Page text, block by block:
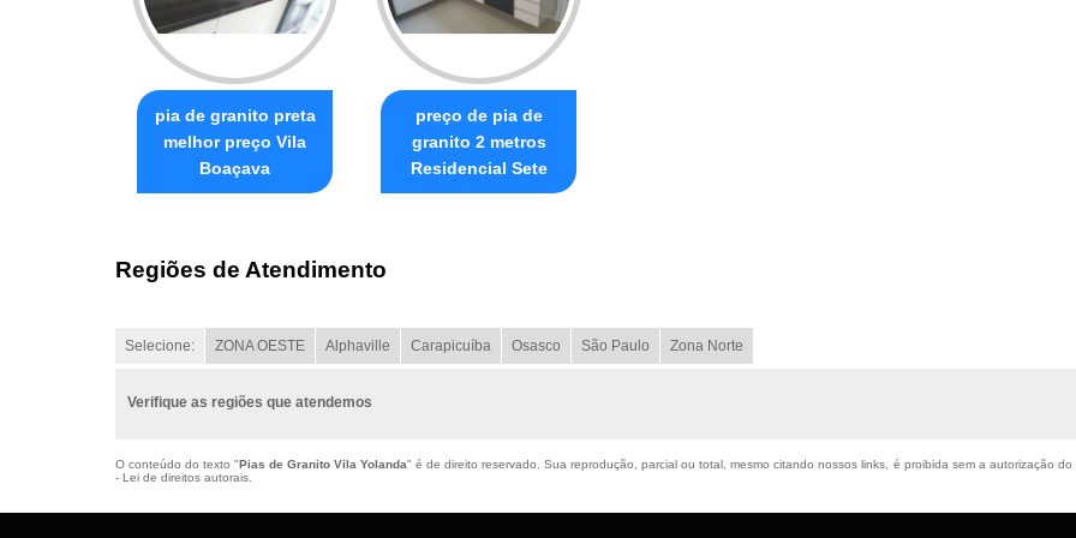
pia de granito preta
melhor preço Vila
Boaçava
preço de pia de
granito 2 metros
Residencial Sete
Regiões de Atendimento
Selecione: ZONA OESTE Alphaville Carapicuíba Osasco São Paulo Zona Norte
Verifique as regiões que atendemos
O conteúdo do texto "Pias de Granito Vila Yolanda" é de direito reservado. Sua reprodução, parcial ou total, mesmo citando nossos links, é proibida sem a autorização
- Lei de direitos autorais